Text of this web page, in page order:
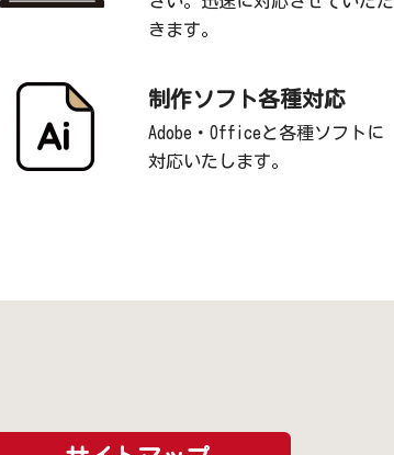
きます。
制作ソフト各種対応
Adobe・Officeと各種ソフトに
対応いたします。